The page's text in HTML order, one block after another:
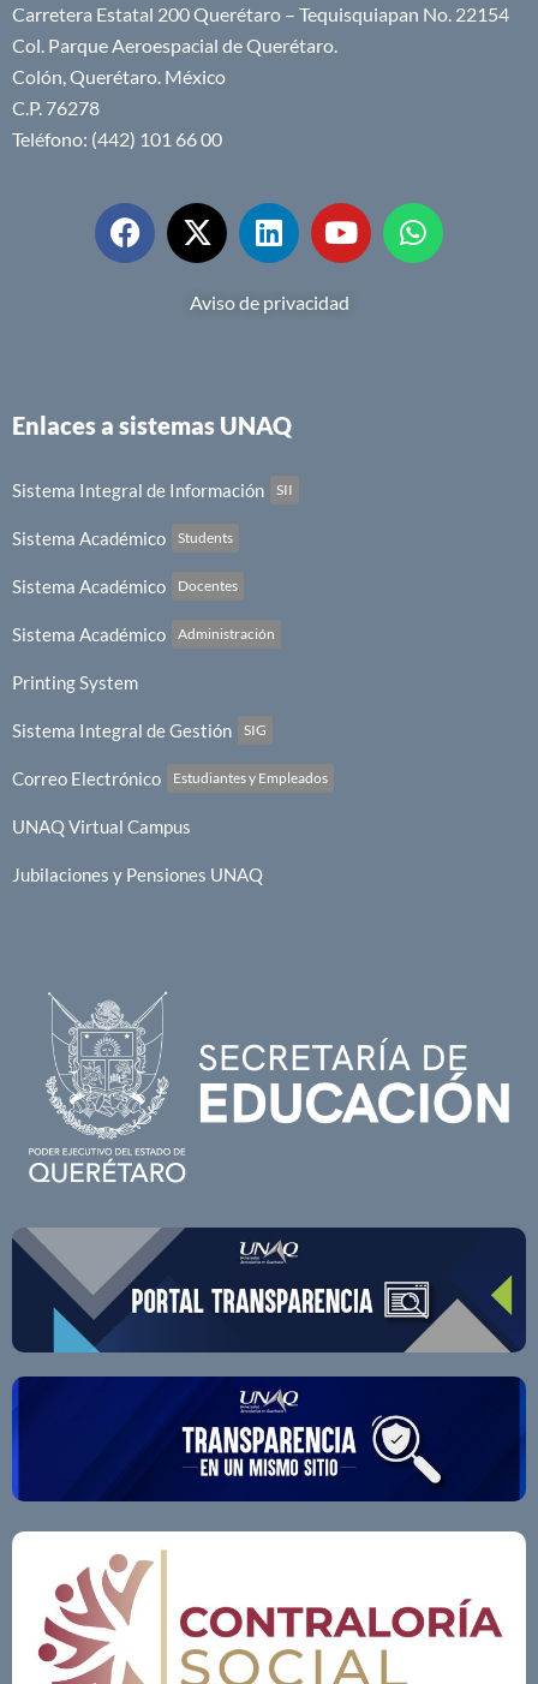
Carretera Estatal 200 Querétaro – Tequisquiapan No. 22154
Col. Parque Aeroespacial de Querétaro.
Colón, Querétaro. México
C.P. 76278
Teléfono: (442) 101 66 00
Aviso de privacidad
Enlaces a sistemas UNAQ
Sistema Integral de Información SII
Sistema Académico Students
Sistema Académico Docentes
Sistema Académico Administración
Printing System
Sistema Integral de Gestión SIG
Correo Electrónico Estudiantes y Empleados
UNAQ Virtual Campus
Jubilaciones y Pensiones UNAQ